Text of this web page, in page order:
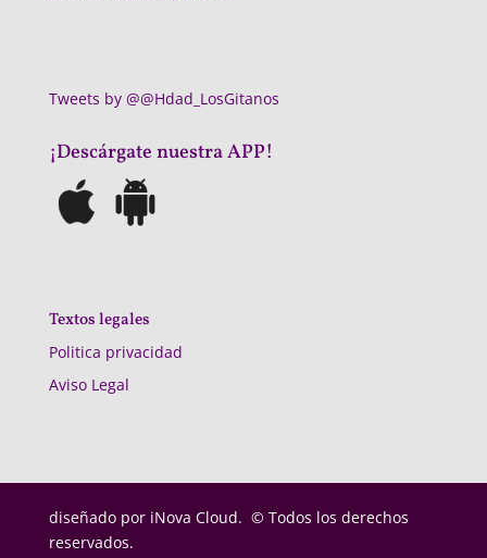
Tweets by @@Hdad_LosGitanos
¡Descárgate nuestra APP!
Textos legales
Politica privacidad
Aviso Legal
diseñado por iNova Cloud. © Todos los derechos
reservados.